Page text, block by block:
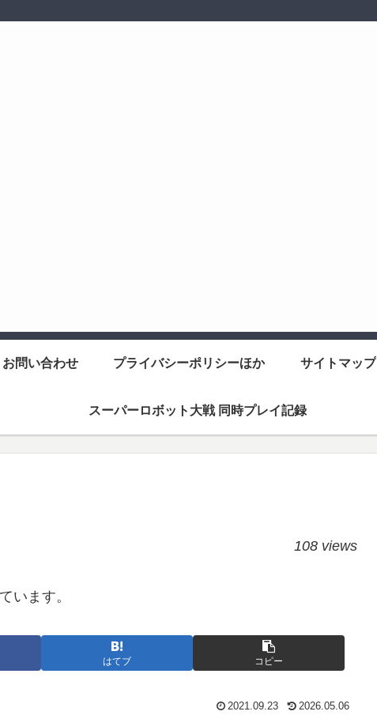
お問い合わせ プライバシーポリシーほか サイトマップ
スーパーロボット大戦 同時プレイ記録
108 views
います。
はてブ コピー
2021.09.23 2026.05.06